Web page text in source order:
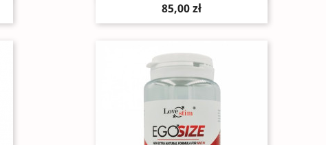
85,00 zł